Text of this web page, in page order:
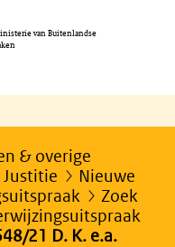
van Buitenlandse
& overige
Justitie
Nieuwe
Zoek
21 D. K. e.a.